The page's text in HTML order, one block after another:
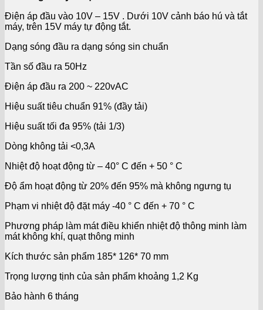
Điện áp đầu vào 10V – 15V . Dưới 10V cảnh báo hú và tắt
máy, trên 15V máy tự động tắt.
Dạng sóng đầu ra dạng sóng sin chuẩn
Tần số đầu ra 50Hz
Điện áp đầu ra 200 ~ 220vAC
Hiệu suất tiêu chuẩn 91% (đầy tải)
Hiệu suất tối đa 95% (tải 1/3)
Dòng không tải <0,3A
Nhiệt độ hoạt động từ – 40° C đến + 50 ° C
Độ ẩm hoạt động từ 20% đến 95% mà không ngưng tụ
Phạm vi nhiệt độ đặt máy -40 ° C đến + 70 ° C
Phương pháp làm mát điều khiển nhiệt độ thông minh làm
mát không khí, quạt thông minh
Kích thước sản phẩm 185* 126* 70 mm
Trọng lượng tịnh của sản phẩm khoảng 1,2 Kg
Bảo hành 6 tháng